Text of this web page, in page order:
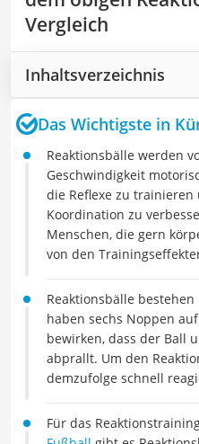
Vergleich
Inhaltsverzeichnis
Das Wichtigste in
Reaktionsbälle werden
Geschwindigkeit
die Reflexe zu
Koordination zu
Menschen, die gern
von den
Reaktionsbälle
haben sechs Noppen
bewirken, dass der Ball
abprallt. Um den
demzufolge schnell
Für das